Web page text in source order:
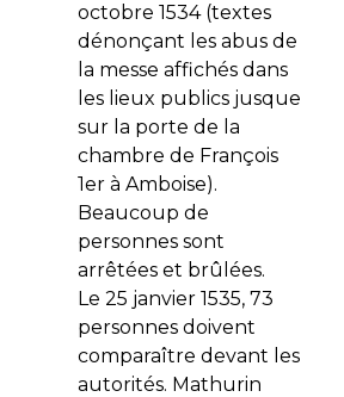
octobre 1534 (textes
dénonçant les abus de
la messe affichés dans
les lieux publics jusque
sur la porte de la
chambre de François
1er à Amboise).
Beaucoup de
personnes sont
arrêtées et brûlées.
Le 25 janvier 1535, 73
personnes doivent
comparaître devant les
autorités. Mathurin